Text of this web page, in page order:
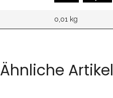
0,01 kg
Ähnliche Artikel